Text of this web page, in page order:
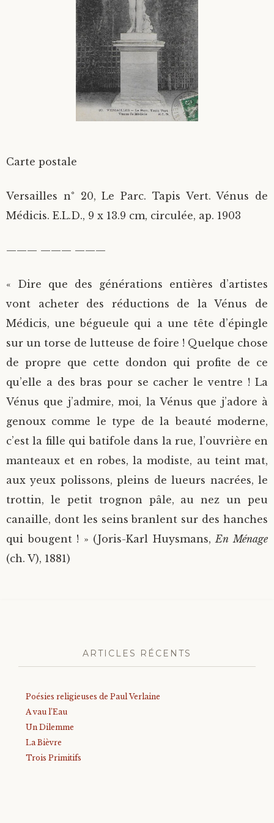
Langues étrangères
Carte postale
Versailles n° 20, Le Parc. Tapis Vert. Vénus de
Médicis. E.L.D., 9 x 13.9 cm, circulée, ap. 1903
——— ——— ———
« Dire que des générations entières d’artistes
vont acheter des réductions de la Vénus de
Médicis, une bégueule qui a une tête d’épingle
sur un torse de lutteuse de foire ! Quelque chose
de propre que cette dondon qui profite de ce
qu’elle a des bras pour se cacher le ventre ! La
Vénus que j’admire, moi, la Vénus que j’adore à
genoux comme le type de la beauté moderne,
c’est la fille qui batifole dans la rue, l’ouvrière en
manteaux et en robes, la modiste, au teint mat,
aux yeux polissons, pleins de lueurs nacrées, le
trottin, le petit trognon pâle, au nez un peu
canaille, dont les seins branlent sur des hanches
qui bougent ! » (Joris-Karl Huysmans,En Ménage
(ch. V), 1881)
ARTICLES RÉCENTS
Poésies religieuses de Paul Verlaine
A vau l’Eau
Un Dilemme
La Bièvre
Trois Primitifs